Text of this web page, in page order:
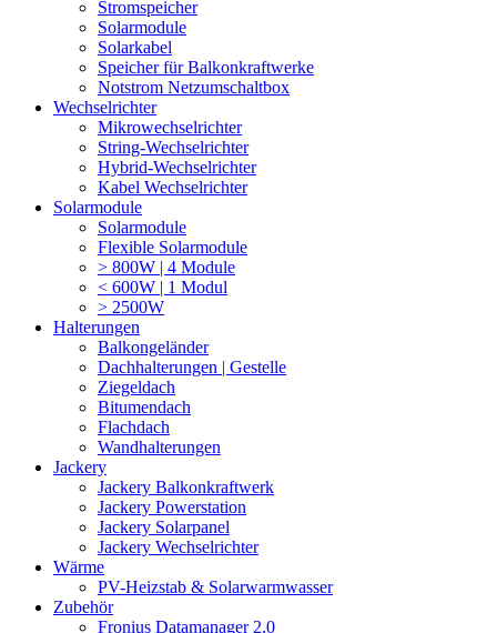
Stromspeicher
Solarmodule
Solarkabel
Speicher für Balkonkraftwerke
Notstrom Netzumschaltbox
Wechselrichter
Mikrowechselrichter
String-Wechselrichter
Hybrid-Wechselrichter
Kabel Wechselrichter
Solarmodule
Solarmodule
Flexible Solarmodule
> 800W | 4 Module
< 600W | 1 Modul
> 2500W
Halterungen
Balkongeländer
Dachhalterungen | Gestelle
Ziegeldach
Bitumendach
Flachdach
Wandhalterungen
Jackery
Jackery Balkonkraftwerk
Jackery Powerstation
Jackery Solarpanel
Jackery Wechselrichter
Wärme
PV-Heizstab & Solarwarmwasser
Zubehör
Fronius Datamanager 2.0